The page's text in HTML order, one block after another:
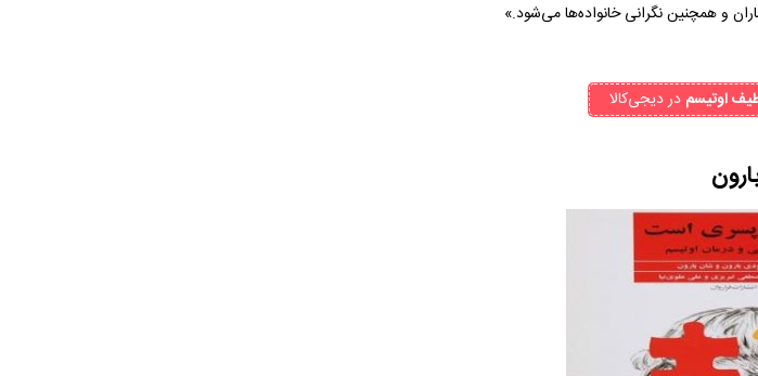
و همچنین نگرانی خانواده‌ها می‌شود.»
اوتیسم در دیجی‌کالا